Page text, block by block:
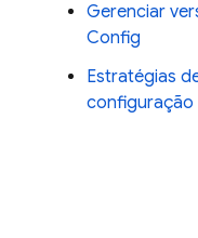
Gerenciar
Config
Estratégias
configuração